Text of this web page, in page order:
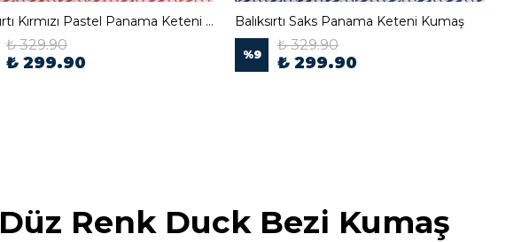
Balıksırtı Kırmızı Pastel Panama Keteni Kumaş
₺ 329.90
₺ 299.90
Balıksırtı Saks Panama Keteni Kumaş
%9
₺ 329.90
₺ 299.90
Düz Renk Duck Bezi Kumaş